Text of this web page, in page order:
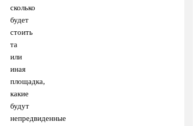
сколько
будет
стоить
та
или
иная
площадка,
какие
будут
непредвиденные